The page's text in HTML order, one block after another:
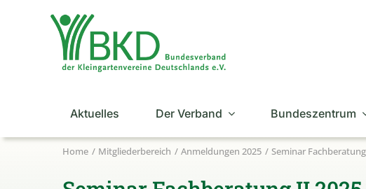
Aktuelles Der Verband Bundeszentrum
Home Mitgliederbereich Anmeldungen 2025 Seminar